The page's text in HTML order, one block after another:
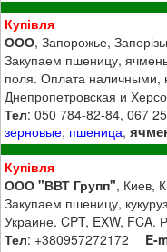
Купівля
ООО, Запорожье,
Закупаем пшеницу,
поля. Оплата наличными,
Днепропетровская и
Тел: 050 784-82-84, 067
зерновые, пшеница,
Купівля
ООО "ВВТ Групп", Киев,
Закупаем пшеницу,
Украине. CPT, EXW, FCA.
Тел: +380957272172 E-